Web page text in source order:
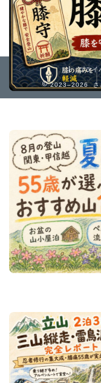
プライ
2023–2026 さ